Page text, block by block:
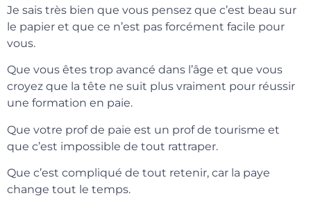
Je sais très bien que vous pensez que c’est beau sur
le papier et que ce n’est pas forcément facile pour
vous.
Que vous êtes trop avancé dans l’âge et que vous
croyez que la tête ne suit plus vraiment pour réussir
une formation en paie.
Que votre prof de paie est un prof de tourisme et
que c’est impossible de tout rattraper.
Que c’est compliqué de tout retenir, car la paye
change tout le temps.